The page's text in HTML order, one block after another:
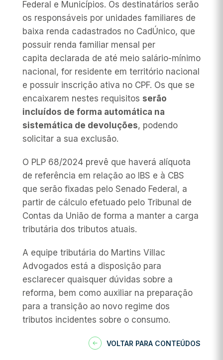
Federal e Municípios. Os destinatários serão
os responsáveis por unidades familiares de
baixa renda cadastrados no CadÚnico, que
possuir renda familiar mensal per
capita declarada de até meio salário-mínimo
nacional, for residente em território nacional
e possuir inscrição ativa no CPF. Os que se
encaixarem nestes requisitos serão
incluídos de forma automática na
sistemática de devoluções, podendo
solicitar a sua exclusão.
O PLP 68/2024 prevê que haverá alíquota
de referência em relação ao IBS e à CBS
que serão fixadas pelo Senado Federal, a
partir de cálculo efetuado pelo Tribunal de
Contas da União de forma a manter a carga
tributária dos tributos atuais.
A equipe tributária do Martins Villac
Advogados está a disposição para
esclarecer quaisquer dúvidas sobre a
reforma, bem como auxiliar na preparação
para a transição ao novo regime dos
tributos incidentes sobre o consumo.
VOLTAR PARA CONTEÚDOS